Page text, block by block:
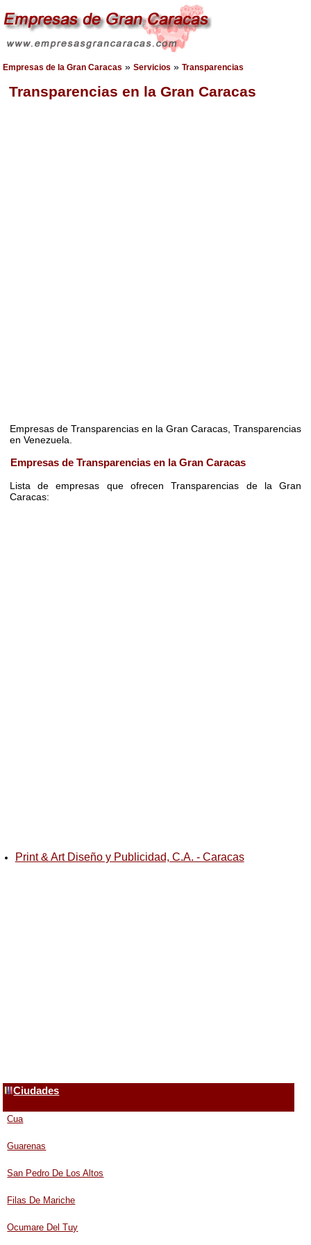
Empresas de la Gran Caracas » Servicios » Transparencias
Transparencias en la Gran Caracas
Empresas de Transparencias en la Gran Caracas, Transparencias
en Venezuela.
Empresas de Transparencias en la Gran Caracas
Lista de empresas que ofrecen Transparencias de la Gran
Caracas:
Print & Art Diseño y Publicidad, C.A. - Caracas
Ciudades
Cua
Guarenas
San Pedro De Los Altos
Filas De Mariche
Ocumare Del Tuy